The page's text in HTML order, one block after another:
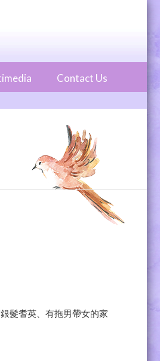
Contact Us
髮耆英、有拖男帶女的家